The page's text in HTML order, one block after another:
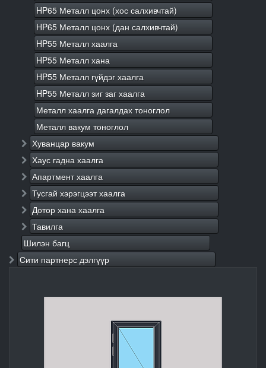
HP65 Металл цонх (хос салхивчтай)
HP65 Металл цонх (дан салхивчтай)
HP55 Металл хаалга
HP55 Металл хана
HP55 Металл гүйдэг хаалга
HP55 Металл зиг заг хаалга
Металл хаалга дагалдах тоноглол
Металл вакум тоноглол
Хуванцар вакум
Хаус гадна хаалга
Апартмент хаалга
Тусгай хэрэгцээт хаалга
Дотор хана хаалга
Тавилга
Шилэн багц
Сити партнерс дэлгүүр